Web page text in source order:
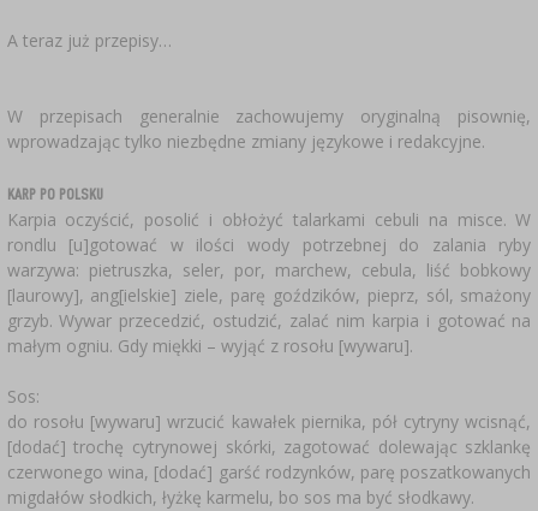
A teraz już przepisy…
W przepisach generalnie zachowujemy oryginalną pisownię,
wprowadzając tylko niezbędne zmiany językowe i redakcyjne.
KARP PO POLSKU
Karpia oczyścić, posolić i obłożyć talarkami cebuli na misce. W
rondlu [u]gotować w ilości wody potrzebnej do zalania ryby
warzywa: pietruszka, seler, por, marchew, cebula, liść bobkowy
[laurowy], ang[ielskie] ziele, parę goździków, pieprz, sól, smażony
grzyb. Wywar przecedzić, ostudzić, zalać nim karpia i gotować na
małym ogniu. Gdy miękki – wyjąć z rosołu [wywaru].
Sos:
do rosołu [wywaru] wrzucić kawałek piernika, pół cytryny wcisnąć,
[dodać] trochę cytrynowej skórki, zagotować dolewając szklankę
czerwonego wina, [dodać] garść rodzynków, parę poszatkowanych
migdałów słodkich, łyżkę karmelu, bo sos ma być słodkawy.